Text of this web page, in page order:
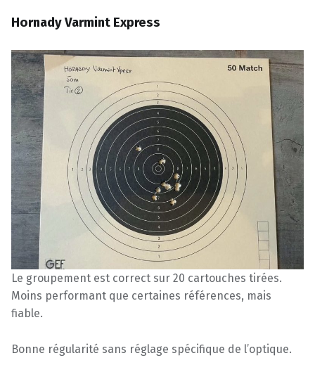
Hornady Varmint Express
Le groupement est correct sur 20 cartouches tirées.
Moins performant que certaines références, mais
fiable.
Bonne régularité sans réglage spécifique de l’optique.